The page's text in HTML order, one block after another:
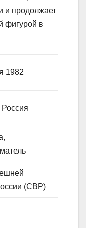
и продолжает
фигурой в
1982
Россия
(СВР)